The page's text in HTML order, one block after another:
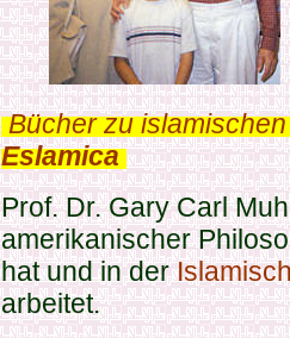
.Bücher zu
Eslamica.
Prof. Dr. Gary Carl
amerikanischer
hat und in der
arbeitet.